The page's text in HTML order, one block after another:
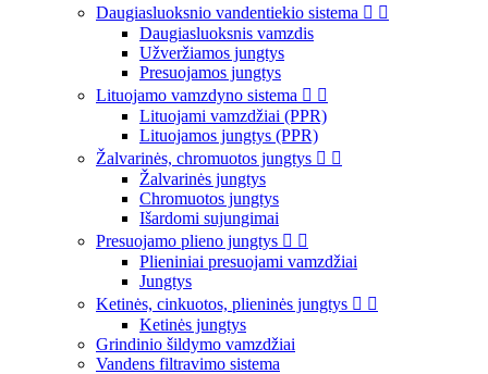
Daugiasluoksnio vandentiekio sistema  
Daugiasluoksnis vamzdis
Užveržiamos jungtys
Presuojamos jungtys
Lituojamo vamzdyno sistema  
Lituojami vamzdžiai (PPR)
Lituojamos jungtys (PPR)
Žalvarinės, chromuotos jungtys  
Žalvarinės jungtys
Chromuotos jungtys
Išardomi sujungimai
Presuojamo plieno jungtys  
Plieniniai presuojami vamzdžiai
Jungtys
Ketinės, cinkuotos, plieninės jungtys  
Ketinės jungtys
Grindinio šildymo vamzdžiai
Vandens filtravimo sistema